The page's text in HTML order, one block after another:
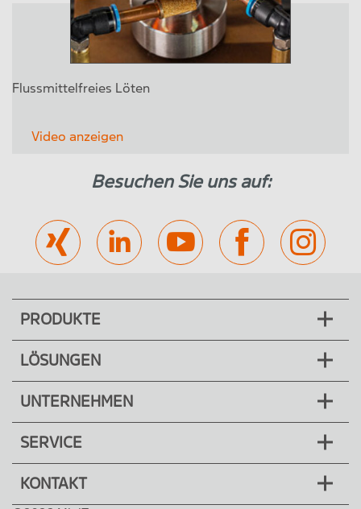
Flussmittelfreies Löten
Video anzeigen
Besuchen Sie uns auf:
PRODUKTE
LÖSUNGEN
UNTERNEHMEN
SERVICE
KONTAKT